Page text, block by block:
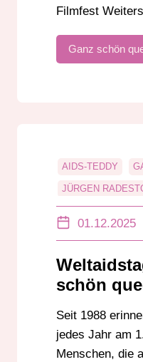
Filmfest
Ganz schön
AIDS-TEDDY
JÜRGEN
QUEER-SONG
01.12.2025
schön
Seit 1988
jedes Jahr am
Menschen, die